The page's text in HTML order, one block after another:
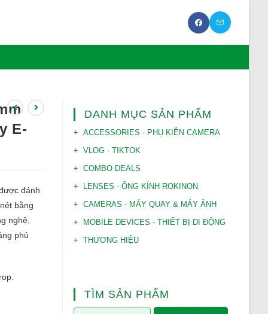
E-
đánh
bằng
nghệ,
phủ
DANH MỤC SẢN PHẨM
ACCESSORIES - PHỤ KIỆN CAMERA
VLOG - TIKTOK
COMBO DEALS
LENSES - ỐNG KÍNH ROKINON
CAMERAS - MÁY QUAY & MÁY ẢNH
MOBILE DEVICES - THIẾT BỊ DI ĐỘNG
THƯƠNG HIỆU
TÌM SẢN PHẨM